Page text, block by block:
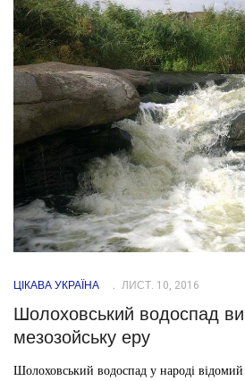
ЦІКАВА УКРАЇНА ЛИСТ. 10, 2016
Шолоховський водоспад
мезозойську еру
Шолоховський водоспад у народі